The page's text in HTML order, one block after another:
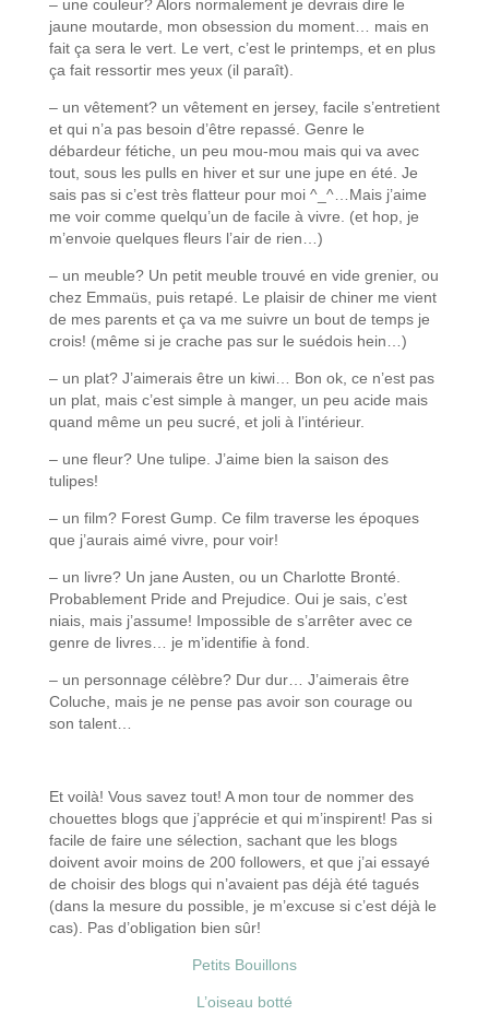
– une couleur? Alors normalement je devrais dire le
jaune moutarde, mon obsession du moment… mais en
fait ça sera le vert. Le vert, c’est le printemps, et en plus
ça fait ressortir mes yeux (il paraît).
– un vêtement? un vêtement en jersey, facile s’entretient
et qui n’a pas besoin d’être repassé. Genre le
débardeur fétiche, un peu mou-mou mais qui va avec
tout, sous les pulls en hiver et sur une jupe en été. Je
sais pas si c’est très flatteur pour moi ^_^…Mais j’aime
me voir comme quelqu’un de facile à vivre. (et hop, je
m’envoie quelques fleurs l’air de rien…)
– un meuble? Un petit meuble trouvé en vide grenier, ou
chez Emmaüs, puis retapé. Le plaisir de chiner me vient
de mes parents et ça va me suivre un bout de temps je
crois! (même si je crache pas sur le suédois hein…)
– un plat? J’aimerais être un kiwi… Bon ok, ce n’est pas
un plat, mais c’est simple à manger, un peu acide mais
quand même un peu sucré, et joli à l’intérieur.
– une fleur? Une tulipe. J’aime bien la saison des
tulipes!
– un film? Forest Gump. Ce film traverse les époques
que j’aurais aimé vivre, pour voir!
– un livre? Un jane Austen, ou un Charlotte Bronté.
Probablement Pride and Prejudice. Oui je sais, c’est
niais, mais j’assume! Impossible de s’arrêter avec ce
genre de livres… je m’identifie à fond.
– un personnage célèbre? Dur dur… J’aimerais être
Coluche, mais je ne pense pas avoir son courage ou
son talent…
Et voilà! Vous savez tout! A mon tour de nommer des
chouettes blogs que j’apprécie et qui m’inspirent! Pas si
facile de faire une sélection, sachant que les blogs
doivent avoir moins de 200 followers, et que j’ai essayé
de choisir des blogs qui n’avaient pas déjà été tagués
(dans la mesure du possible, je m’excuse si c’est déjà le
cas). Pas d’obligation bien sûr!
Petits Bouillons
L’oiseau botté